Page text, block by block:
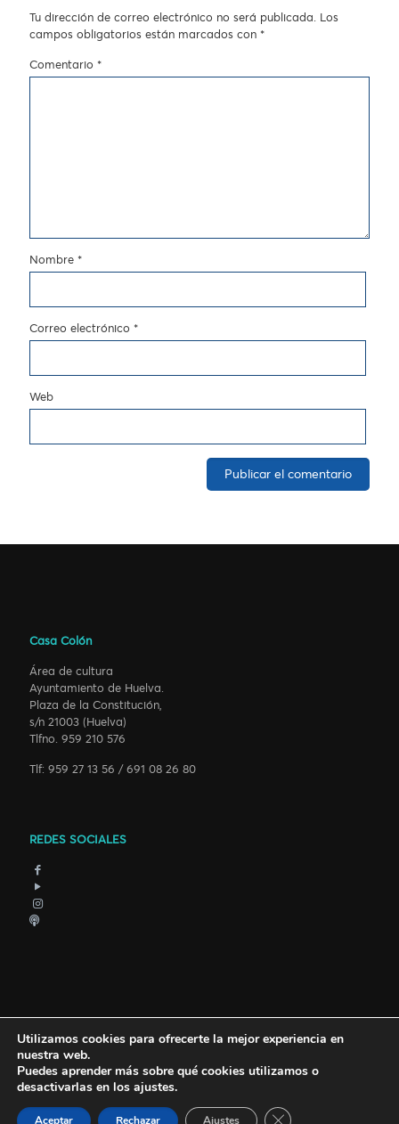
Tu dirección de correo electrónico no será publicada. Los
campos obligatorios están marcados con *
Comentario *
Nombre *
Correo electrónico *
Web
Casa Colón
Área de cultura
Ayuntamiento de Huelva.
Plaza de la Constitución,
s/n 21003 (Huelva)
Tlfno. 959 210 576
Tlf: 959 27 13 56 / 691 08 26 80
REDES SOCIALES
© 2018 Carnaval Colombino. Todos los derechos reservados.
Utilizamos cookies para ofrecerte la mejor experiencia en
nuestra web.
Puedes aprender más sobre qué cookies utilizamos o
desactivarlas en los ajustes.
Aceptar Rechazar Ajustes Cerrar el banner de